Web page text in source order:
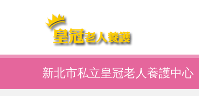
新北市私立皇冠老人養護中心